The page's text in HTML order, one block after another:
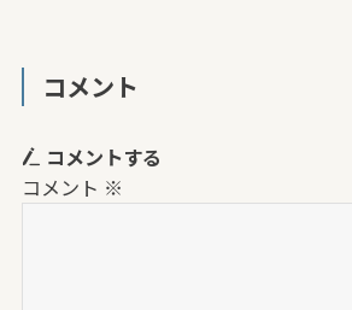
コメント
コメントする
コメント ※